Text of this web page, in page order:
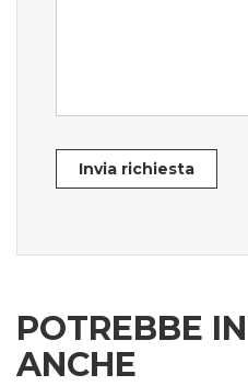
Invia richiesta
POTREBBE
ANCHE